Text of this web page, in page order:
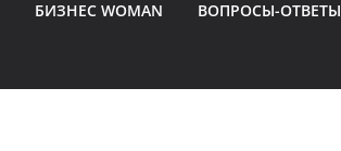
БИЗНЕС WOMAN ВОПРОСЫ-ОТВЕТЫ